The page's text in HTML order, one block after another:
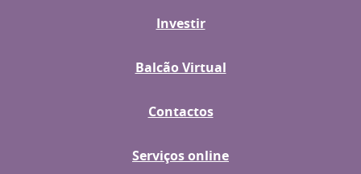
Investir
Balcão Virtual
Contactos
Serviços online